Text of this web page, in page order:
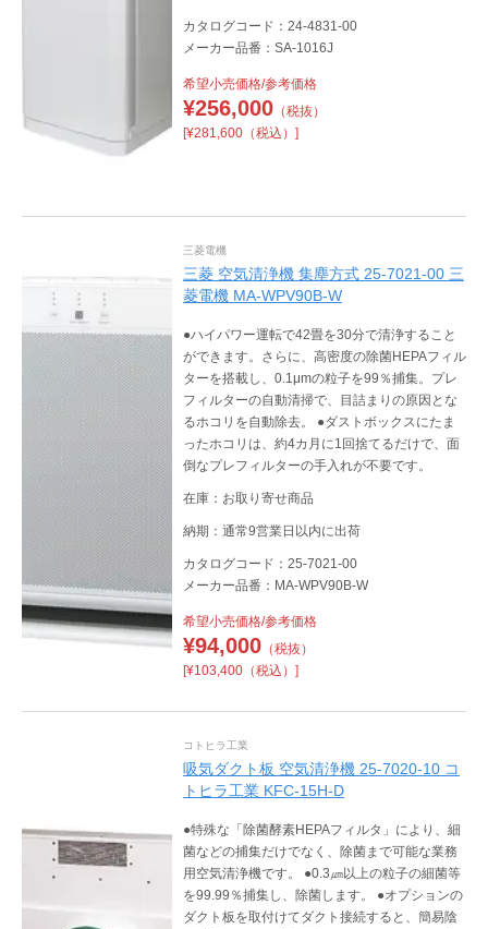
カタログコード：24-4831-00
メーカー品番：SA-1016J
希望小売価格/参考価格
¥256,000（税抜）
[¥281,600（税込）]
三菱電機
三菱 空気清浄機 集塵方式 25-7021-00 三
菱電機 MA-WPV90B-W
●ハイパワー運転で42畳を30分で清浄すること
ができます。さらに、高密度の除菌HEPAフィル
ターを搭載し、0.1μmの粒子を99％捕集。プレ
フィルターの自動清掃で、目詰まりの原因とな
るホコリを自動除去。 ●ダストボックスにたま
ったホコリは、約4カ月に1回捨てるだけで、面
倒なプレフィルターの手入れが不要です。
在庫：お取り寄せ商品
納期：通常9営業日以内に出荷
カタログコード：25-7021-00
メーカー品番：MA-WPV90B-W
希望小売価格/参考価格
¥94,000（税抜）
[¥103,400（税込）]
コトヒラ工業
吸気ダクト板 空気清浄機 25-7020-10 コ
トヒラ工業 KFC-15H-D
●特殊な「除菌酵素HEPAフィルタ」により、細
菌などの捕集だけでなく、除菌まで可能な業務
用空気清浄機です。 ●0.3㎛以上の粒子の細菌等
を99.99％捕集し、除菌します。 ●オプションの
ダクト板を取付けてダクト接続すると、簡易陰